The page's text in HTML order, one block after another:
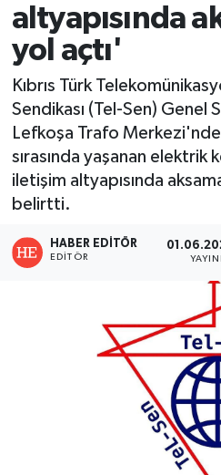
altyapısında
yol açtı'
Kıbrıs Türk
Sendikası (Tel-Sen)
Lefkoşa Trafo
sırasında yaşanan
iletişim altyapısında
belirtti.
HABER EDITÖR
EDITÖR
Son Dakika Haberleri
Haber Arşivi